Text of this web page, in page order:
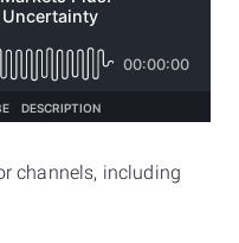
channels, including